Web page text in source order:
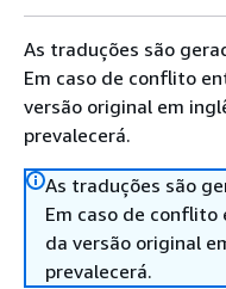
As traduções são
Em caso de conflito
versão original em
prevalecerá.
As traduções são
Em caso de
da versão original
prevalecerá.